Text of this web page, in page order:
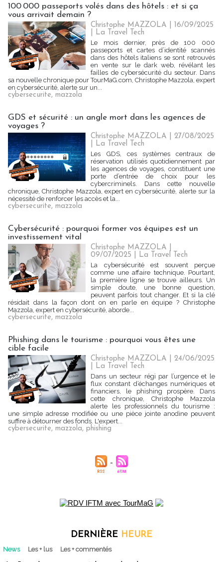
100 000 passeports volés dans des hôtels : et si ça
vous arrivait demain ?
Christophe MAZZOLA | 16/09/2025
La Travel Tech
Le mois dernier, près de 100 000
passeports et cartes d’identité scannés
dans des hôtels italiens se sont retrouvés
en vente sur le dark web, révélant les
failles de cybersécurité du secteur. Dans
sa nouvelle chronique pour TourMaG.com, Christophe Mazzola, expert
en cybersécurité, alerte sur un...
cybersecurite, mazzola
GDS et sécurité : un angle mort dans les agences de
voyages ?
Christophe MAZZOLA | 27/08/2025
La Travel Tech
Les GDS, ces systèmes centraux de
réservation utilisés quotidiennement par
les agences de voyages, constituent une
porte d’entrée de choix pour les
cybercriminels. Dans cette nouvelle
chronique, Christophe Mazzola, expert en cybersécurité, alerte sur la
nécessité de renforcer les accès et la...
cybersecurite, mazzola
Cybersécurité : pourquoi former vos équipes est un
investissement vital
Christophe MAZZOLA |
09/07/2025
La Travel Tech
La cybersécurité est souvent perçue
comme une affaire technique. Pourtant,
la première ligne se trouve ailleurs. Un
simple doute, une bonne question,
peuvent parfois tout changer. Et si la clé
résidait dans la façon dont on en parle en équipe ? Christophe
Mazzola, expert en cybersécurité, aborde...
cybersecurite, mazzola
Phishing dans le tourisme : pourquoi vous êtes une
cible facile
Christophe MAZZOLA | 24/06/2025
La Travel Tech
Dans un secteur régi par l’urgence et le
flux constant d’échanges numériques et
financiers, le phishing prospère. Dans
cette chronique, Christophe Mazzola
alerte les professionnels du tourisme :
une simple adresse modifiée ou une pièce jointe anodine peuvent
suffire à détourner des fonds. L'expert...
cybersecurite, mazzola, phishing
DERNIÈRE HEURE
News Les + lus Les + commentés